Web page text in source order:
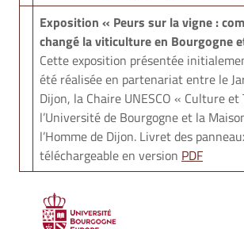
Exposition « Peurs sur la vigne :
changé la viticulture en Bourgogne
Cette exposition présentée
été réalisée en partenariat entre le
Dijon, la Chaire UNESCO « Culture
l’Université de Bourgogne et la
l’Homme de Dijon. Livret des
téléchargeable en version PDF